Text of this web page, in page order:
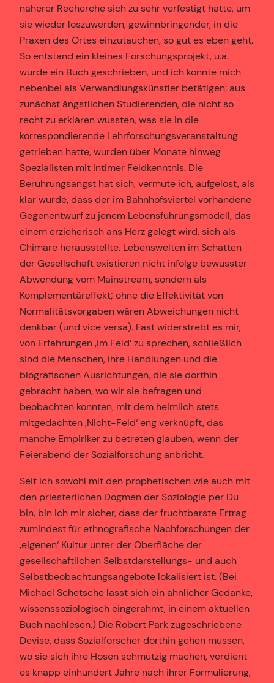
näherer Recherche sich zu sehr verfestigt hatte, um
sie wieder loszuwerden, gewinnbringender, in die
Praxen des Ortes einzutauchen, so gut es eben geht.
So entstand ein kleines Forschungsprojekt, u.a.
wurde ein Buch geschrieben, und ich konnte mich
nebenbei als Verwandlungskünstler betätigen: aus
zunächst ängstlichen Studierenden, die nicht so
recht zu erklären wussten, was sie in die
korrespondierende Lehrforschungsveranstaltung
getrieben hatte, wurden über Monate hinweg
Spezialisten mit intimer Feldkenntnis. Die
Berührungsangst hat sich, vermute ich, aufgelöst, als
klar wurde, dass der im Bahnhofsviertel vorhandene
Gegenentwurf zu jenem Lebensführungsmodell, das
einem erzieherisch ans Herz gelegt wird, sich als
Chimäre herausstellte. Lebenswelten im Schatten
der Gesellschaft existieren nicht infolge bewusster
Abwendung vom Mainstream, sondern als
Komplementäreffekt; ohne die Effektivität von
Normalitätsvorgaben wären Abweichungen nicht
denkbar (und vice versa). Fast widerstrebt es mir,
von Erfahrungen ‚im Feld‘ zu sprechen, schließlich
sind die Menschen, ihre Handlungen und die
biografischen Ausrichtungen, die sie dorthin
gebracht haben, wo wir sie befragen und
beobachten konnten, mit dem heimlich stets
mitgedachten ‚Nicht-Feld‘ eng verknüpft, das
manche Empiriker zu betreten glauben, wenn der
Feierabend der Sozialforschung anbricht.
Seit ich sowohl mit den prophetischen wie auch mit
den priesterlichen Dogmen der Soziologie per Du
bin, bin ich mir sicher, dass der fruchtbarste Ertrag
zumindest für ethnografische Nachforschungen der
‚eigenen‘ Kultur unter der Oberfläche der
gesellschaftlichen Selbstdarstellungs- und auch
Selbstbeobachtungsangebote lokalisiert ist. (Bei
Michael Schetsche lässt sich ein ähnlicher Gedanke,
wissenssoziologisch eingerahmt, in einem aktuellen
Buch nachlesen.) Die Robert Park zugeschriebene
Devise, dass Sozialforscher dorthin gehen müssen,
wo sie sich ihre Hosen schmutzig machen, verdient
es knapp einhundert Jahre nach ihrer Formulierung,